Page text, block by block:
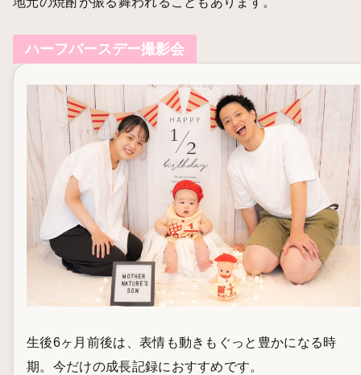
ハーフバースデー撮影会
生後6ヶ月前後は、表情も動きもぐっと豊かになる時
期。今だけの成長記録におすすめです。